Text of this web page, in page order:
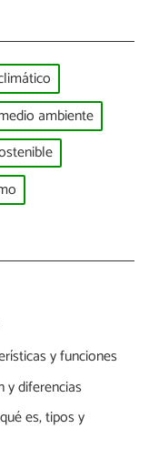
ambiente
y funciones
y diferencias
es, tipos y